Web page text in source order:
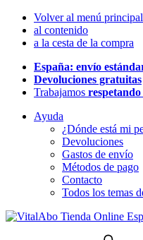
Volver al menú principal
al contenido
a la cesta de la compra
España: envío
Devoluciones gratuitas
Trabajamos
Ayuda
¿Dónde está mi
Devoluciones
Gastos de envío
Métodos de pago
Contacto
Todos los temas